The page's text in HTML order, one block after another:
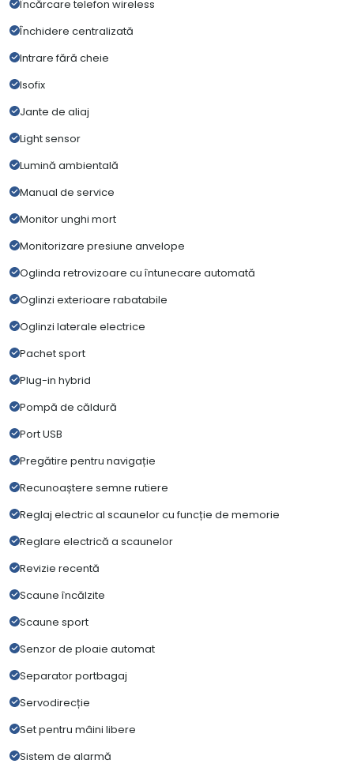
Încărcare telefon wireless
Închidere centralizată
Intrare fără cheie
Isofix
Jante de aliaj
Light sensor
Lumină ambientală
Manual de service
Monitor unghi mort
Monitorizare presiune anvelope
Oglinda retrovizoare cu întunecare automată
Oglinzi exterioare rabatabile
Oglinzi laterale electrice
Pachet sport
Plug-in hybrid
Pompă de căldură
Port USB
Pregătire pentru navigație
Recunoaștere semne rutiere
Reglaj electric al scaunelor cu funcție de memorie
Reglare electrică a scaunelor
Revizie recentă
Scaune încălzite
Scaune sport
Senzor de ploaie automat
Separator portbagaj
Servodirecție
Set pentru mâini libere
Sistem de alarmă